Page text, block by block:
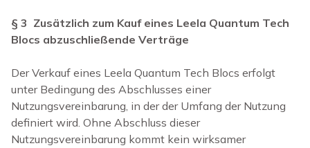
§ 3 Zusätzlich zum Kauf eines Leela Quantum Tech
Blocs abzuschließende Verträge
Der Verkauf eines Leela Quantum Tech Blocs erfolgt
unter Bedingung des Abschlusses einer
Nutzungsvereinbarung, in der der Umfang der Nutzung
definiert wird. Ohne Abschluss dieser
Nutzungsvereinbarung kommt kein wirksamer